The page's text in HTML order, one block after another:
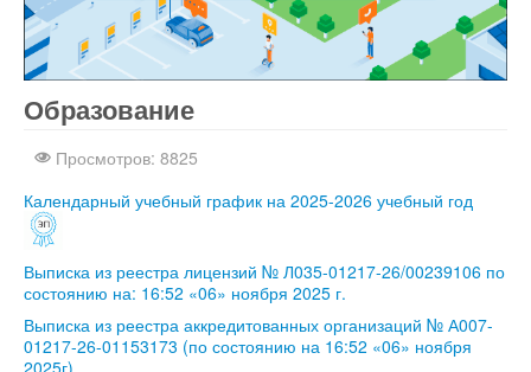
Joomla шаблоны бесплатно
Образование
Просмотров: 8825
Календарный учебный график на 2025-2026 учебный год
Выписка из реестра лицензий № Л035-01217-26/00239106 по
состоянию на: 16:52 «06» ноября 2025 г.
Выписка из реестра аккредитованных организаций № А007-
01217-26-01153173 (по состоянию на 16:52 «06» ноября
2025г)